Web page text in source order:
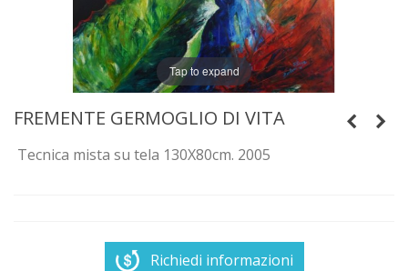
Tap to expand
FREMENTE GERMOGLIO DI VITA
Tecnica mista su tela 130X80cm. 2005
Richiedi informazioni